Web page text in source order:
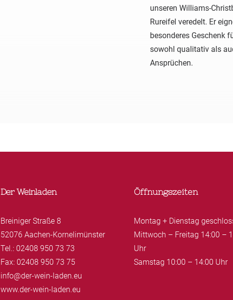
unseren Williams-
Rureifel veredelt. Er
besonderes Geschenk
sowohl qualitativ als
Ansprüchen.
Der Weinladen
Breiniger Straße 8
52076 Aachen-Kornelimünster
Tel.: 02408 950 73 73
Fax: 02408 950 73 75
info@der-wein-laden.eu
www.der-wein-laden.eu
Öffnungszeiten
Montag + Dienstag
Mittwoch – Freitag 14:00 –
Uhr
Samstag 10:00 – 14:00 Uhr